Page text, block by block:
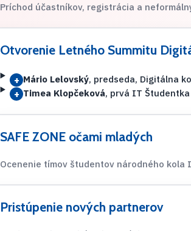
Príchod účastníkov, registrácia a
Otvorenie Letného Summitu
+ Mário Lelovský, predseda, Digitálna
+ Timea Klopčeková, prvá IT
SAFE ZONE očami mladých
Ocenenie tímov študentov národného kola
Pristúpenie nových partnerov